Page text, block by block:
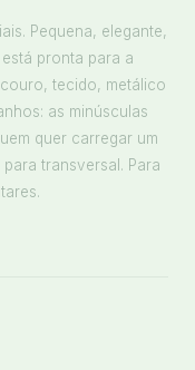
Pequena, elegante,
pronta para a
tecido, metálico
as minúsculas
quer carregar um
transversal. Para